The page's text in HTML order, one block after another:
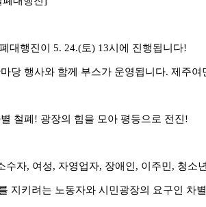
대행진이 5. 24.(토) 13시에 진행됩니다!
당 행사와 함께 부스가 운영됩니다. 제주
철폐! 광장의 힘을 모아 평등으로 전진!
수자, 여성, 자영업자, 장애인, 이주민, 청
지키려는 노동자와 시민광장의 요구인 차